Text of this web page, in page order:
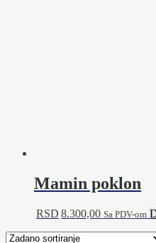
Mamin poklon
RSD 8.300,00 Sa PDV-om